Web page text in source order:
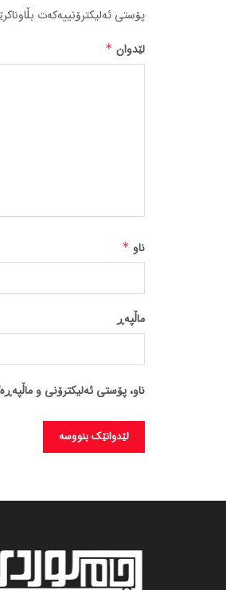
پۆستی ئەلیکترۆنییەکەت
لێدوان *
ناو *
ماڵپه‌ڕ
ناو، پۆستی ئەلیکترۆنی و